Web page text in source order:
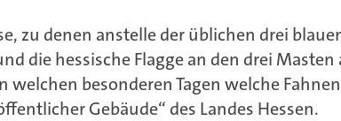
zu denen anstelle der üblichen drei
die hessische Flagge an den drei Masten
welchen besonderen Tagen welche
Gebäude“ des Landes Hessen.